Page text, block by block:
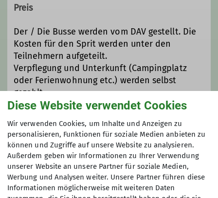
definieren wir unsere Ziele selbst. Es
bleibt uns überlassen ob wir lieber
bouldern oder klettern, ob lieber in
der Halle oder am Fels. Wir stimmen
uns nach Lust und Laune ab. Dabei
entscheiden die Kletterteilnehmer
was sie gerne hätten.
reiner Klettertreff. Ob ihr Anfänger
oder Fortgeschrittene seid, spielt
keine Rolle. Wir schätzen das
Miteinander. Voraussetzung ist
allerdings, dass ihr bereits
eigenständig klettern könnt.
Preis
Der / Die Busse werden vom DAV gestellt. Die
Kosten für den Sprit werden unter den
Teilnehmern aufgeteilt.
Verpflegung und Unterkunft (Campingplatz
oder Ferienwohnung etc.) werden selbst
gezahlt.
Maximale Teilnehmeranzahl
20
Diese Website verwendet Cookies
Wir verwenden Cookies, um Inhalte und Anzeigen zu
personalisieren, Funktionen für soziale Medien anbieten zu
können und Zugriffe auf unsere Website zu analysieren.
Außerdem geben wir Informationen zu Ihrer Verwendung
unserer Website an unsere Partner für soziale Medien,
Werbung und Analysen weiter. Unsere Partner führen diese
Informationen möglicherweise mit weiteren Daten